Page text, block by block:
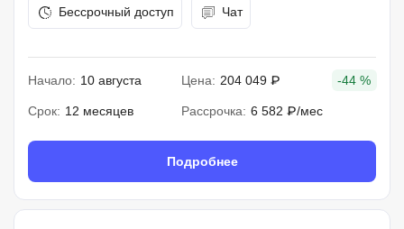
Бессрочный доступ Чат
Начало: 10 августа Цена: 204 049 ₽ -44 %
Срок: 12 месяцев Рассрочка: 6 582 ₽/мес
Подробнее